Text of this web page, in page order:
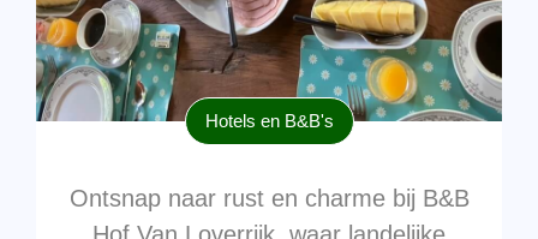
Hotels en B&B's
Ontsnap naar rust en charme bij B&B